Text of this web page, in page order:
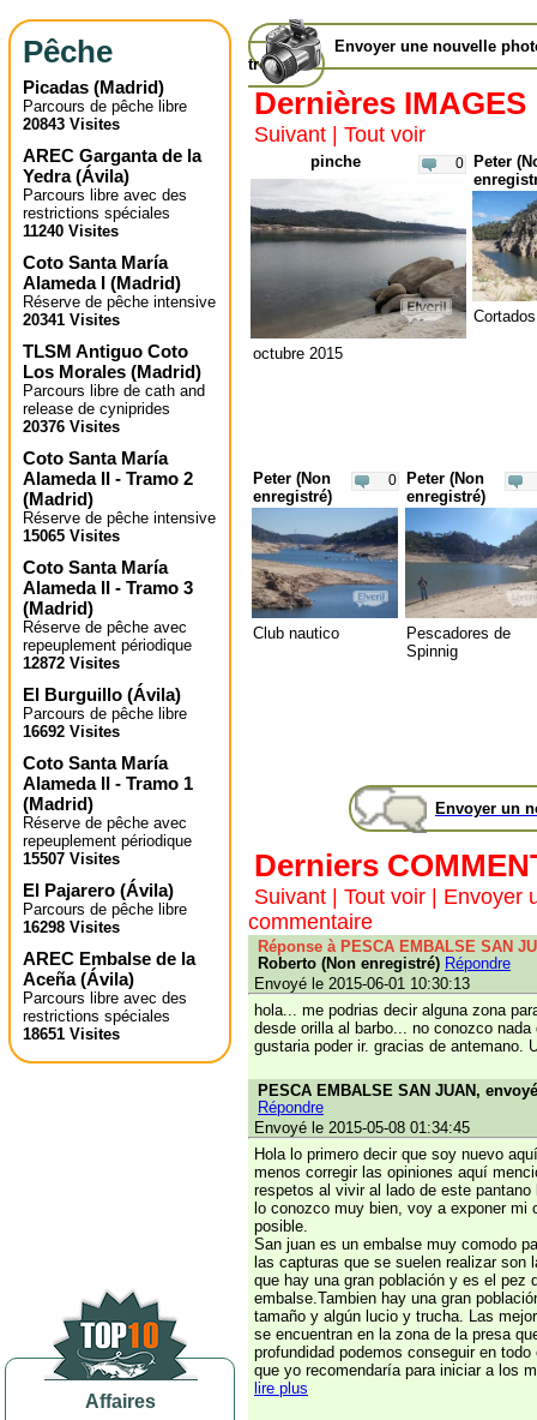
Pêche
Picadas (Madrid)
Parcours de pêche libre
20843 Visites
AREC Garganta de la
Yedra(Ávila)
Parcours libre avec des
restrictions spéciales
11240 Visites
Coto Santa María
Alameda I (Madrid)
Réserve de pêche intensive
20341 Visites
TLSM Antiguo Coto
Los Morales (Madrid)
Parcours libre de cath and
release de cyniprides
20376 Visites
Coto Santa María
Alameda II - Tramo 2
(Madrid)
Réserve de pêche intensive
15065 Visites
Coto Santa María
Alameda II - Tramo 3
(Madrid)
Réserve de pêche avec
repeuplement périodique
12872 Visites
El Burguillo (Ávila)
Parcours de pêche libre
16692 Visites
Coto Santa María
Alameda II - Tramo 1
(Madrid)
Réserve de pêche avec
repeuplement périodique
15507 Visites
El Pajarero (Ávila)
Parcours de pêche libre
16298 Visites
AREC Embalse de la
Aceña(Ávila)
Parcours libre avec des
restrictions spéciales
18651 Visites
Affaires
Envoyer une nouvelle
trophée
Dernières IMAGES
Suivant Tout voir
0
pinche
octubre 2015
Peter
Cortados
0
Peter (Non
enregistré)
Club nautico
Peter (Non
enregistré)
Pescadores de
Spinnig
Envoyer un
Derniers
Suivant Tout voir
Envoyer
commentaire
Réponse à PESCA EMBALSE SAN
Roberto (Non enregistré) Répondre
Envoyé le 2015-06-01 10:30:13
hola... me podrias decir alguna zona
desde orilla al barbo... no conozco
gustaria poder ir. gracias de antemano.
PESCA EMBALSE SAN JUAN,
Répondre
Envoyé le 2015-05-08 01:34:45
Hola lo primero decir que soy nuevo
menos corregir las opiniones aquí
respetos al vivir al lado de este
lo conozco muy bien, voy a exponer mi
posible.
San juan es un embalse muy comodo
las capturas que se suelen realizar son
que hay una gran población y es el pez
embalse.Tambien hay una gran
tamaño y algún lucio y trucha. Las
se encuentran en la zona de la presa
profundidad podemos conseguir en
que yo recomendaría para iniciar a los
lire plus